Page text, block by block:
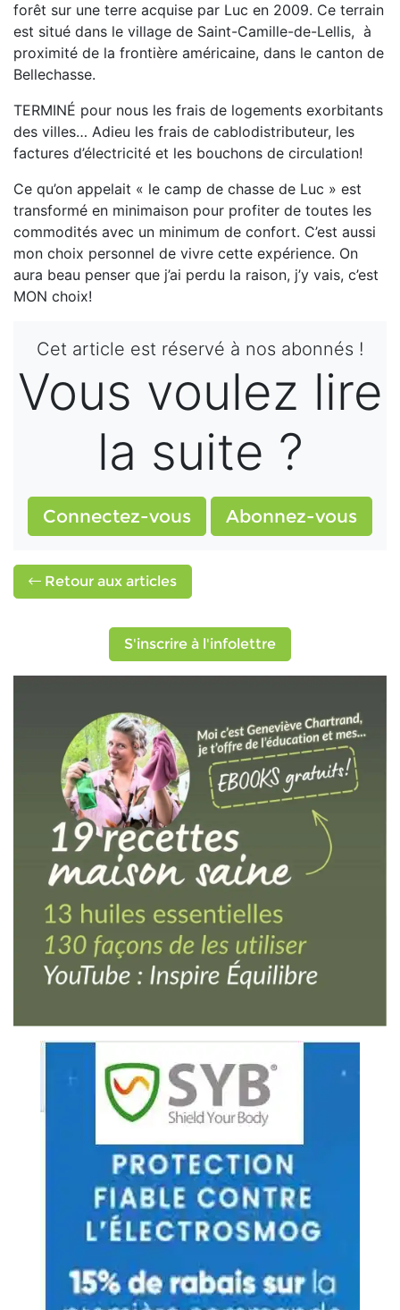
forêt sur une terre acquise par Luc en 2009. Ce terrain
est situé dans le village de Saint-Camille-de-Lellis, à
proximité de la frontière américaine, dans le canton de
Bellechasse.
TERMINÉ pour nous les frais de logements exorbitants
des villes… Adieu les frais de cablodistributeur, les
factures d’électricité et les bouchons de circulation!
Ce qu’on appelait « le camp de chasse de Luc » est
transformé en minimaison pour profiter de toutes les
commodités avec un minimum de confort. C’est aussi
mon choix personnel de vivre cette expérience. On
aura beau penser que j’ai perdu la raison, j’y vais, c’est
MON choix!
Cet article est réservé à nos abonnés !
Vous voulez lire
la suite ?
Connectez-vous Abonnez-vous
Retour aux articles
S'inscrire à l'infolettre